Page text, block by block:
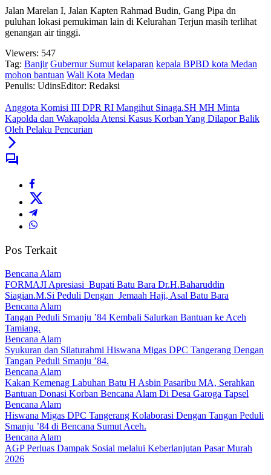
Jalan Marelan I, Jalan Kapten Rahmad Budin, Gang Pipa dn
puluhan lokasi pemukiman lain di Kelurahan Terjun masih terlihat
genangan air tinggi.
Viewers: 547
Tag: Banjir Gubernur Sumut kelaparan kepala BPBD kota Medan
mohon bantuan Wali Kota Medan
Penulis: UdinsEditor: Redaksi
Anggota Komisi III DPR RI Mangihut Sinaga.SH MH Minta
Kapolda dan Wakapolda Atensi Kasus Korban Yang Dilapor Balik
Oleh Pelaku Pencurian
Pos Terkait
Bencana Alam
FORMAJI Apresiasi Bupati Batu Bara Dr.H.Baharuddin
Siagian.M.Si Peduli Dengan Jemaah Haji, Asal Batu Bara
Bencana Alam
Tangan Peduli Smanju ’84 Kembali Salurkan Bantuan ke Aceh
Tamiang.
Bencana Alam
Syukuran dan Silaturahmi Hiswana Migas DPC Tangerang Dengan
Tangan Peduli Smanju ’84.
Bencana Alam
Kakan Kemenag Labuhan Batu H Asbin Pasaribu MA, Serahkan
Bantuan Donasi Korban Bencana Alam Di Desa Garoga Tapsel
Bencana Alam
Hiswana Migas DPC Tangerang Kolaborasi Dengan Tangan Peduli
Smanju ’84 di Bencana Sumut Aceh.
Bencana Alam
AGP Perluas Dampak Sosial melalui Keberlanjutan Pasar Murah
2026